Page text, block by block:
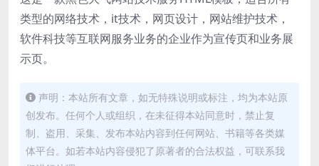
类型的网络技术，it技术，网页设计，网站维护技术，
软件科技等互联网服务业务的企业作为宣传页和业务展
示页。
声明：本站所有文章，如无特殊说明或标注，均为本站原
创发布。任何个人或组织，在未征得本站同意时，禁止复
制、盗用、采集、发布本站内容到任何网站、书籍等各类媒
体平台。如若本站内容侵犯了原著者的合法权益，可联系我